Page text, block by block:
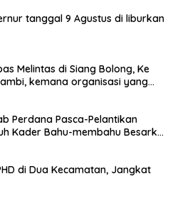
tanggal 9 Agustus di liburkan
Melintas di Siang Bolong, Ke
kemana organisasi yang
Perdana Pasca-Pelantikan
Kader Bahu-membahu Besarkan
di Dua Kecamatan, Jangkat